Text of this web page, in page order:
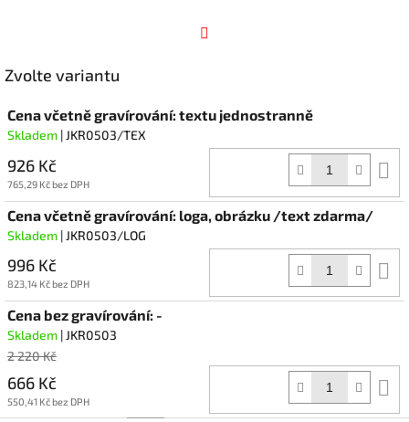
Zvolte variantu
Cena včetně gravírování: textu jednostranně
Skladem | JKR0503/TEX
926 Kč
765,29 Kč bez DPH
Cena včetně gravírování: loga, obrázku /text zdarma/
Skladem | JKR0503/LOG
996 Kč
823,14 Kč bez DPH
Cena bez gravírování: -
Skladem | JKR0503
2 220 Kč
666 Kč
550,41 Kč bez DPH